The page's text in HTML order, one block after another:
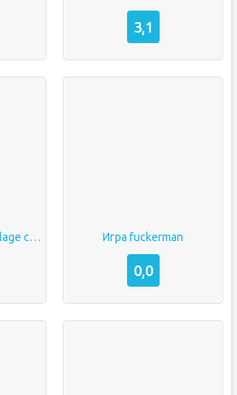
3,1
Fuckerman russian village скачать Игра fuckerman
0,0